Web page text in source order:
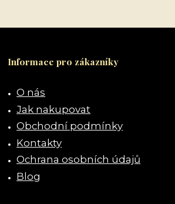
Informace pro zákazníky
O nás
Jak nakupovat
Obchodní podmínky
Kontakty
Ochrana osobních údajů
Blog